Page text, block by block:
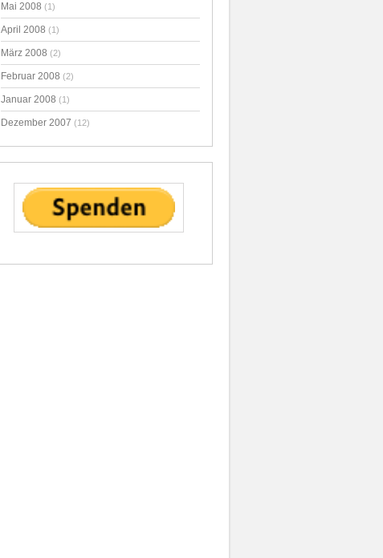
Mai 2008 (1)
April 2008 (1)
März 2008 (2)
Februar 2008 (2)
Januar 2008 (1)
Dezember 2007 (12)